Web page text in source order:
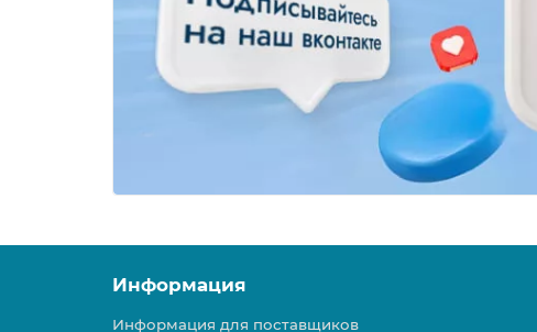
Информация
Информация для поставщиков